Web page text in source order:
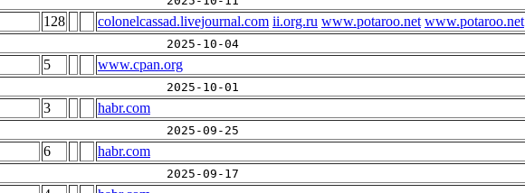
128 colonelcassad.livejournal.com ii.org.ru www.potaroo.net www.potaroo.net
2025-10-04
5 www.cpan.org
2025-10-01
3 habr.com
2025-09-25
6 habr.com
2025-09-17